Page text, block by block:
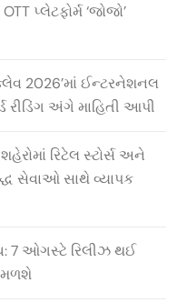
પ્લેટફોર્મ ‘જોજો’
2026’માં ઈન્ટરનેશનલ
રીડિંગ અંગે માહિતી આપી
રિટેલ સ્ટોર્સ અને
સેવાઓ સાથે વ્યાપક
7 ઓગસ્ટે રિલીઝ થઈ
મળશે